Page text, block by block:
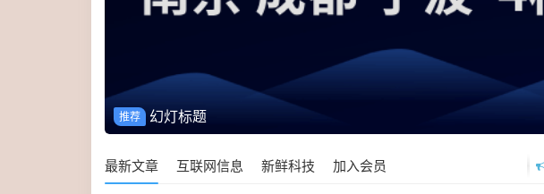
推荐 幻灯标题
最新文章 互联网信息 新鲜科技 加入会员